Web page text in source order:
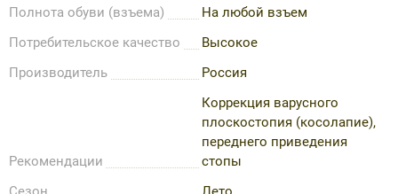
Полнота обуви (взъема)
На любой взъем
Потребительское качество
Высокое
Производитель
Россия
Рекомендации
Коррекция варусного
плоскостопия (косолапие),
переднего приведения
стопы